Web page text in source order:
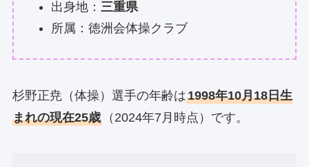
出身地： 三重県
所属：徳洲会体操クラブ
杉野正尭（体操）選手の年齢は1998年10月18日生
まれの現在25歳（2024年7月時点）です。